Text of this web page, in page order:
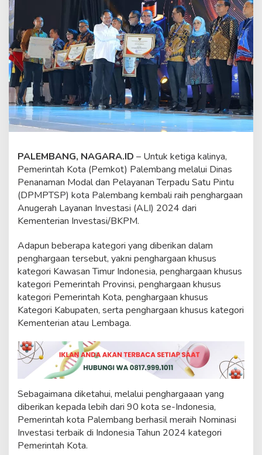
a
n
g
R
a
i
N
o
m
n
s
i
A
L
I
T
e
r
a
i
k
i
I
n
d
n
e
s
u
n
t
u
k
PALEMBANG, NAGARA.ID – Untuk ketiga kalinya,
Pemerintah Kota (Pemkot) Palembang melalui Dinas
Penanaman Modal dan Pelayanan Terpadu Satu Pintu
(DPMPTSP) kota Palembang kembali raih penghargaan
Anugerah Layanan Investasi (ALI) 2024 dari
Kementerian Investasi/BKPM.
Adapun beberapa kategori yang diberikan dalam
penghargaan tersebut, yakni penghargaan khusus
kategori Kawasan Timur Indonesia, penghargaan khusus
kategori Pemerintah Provinsi, penghargaan khusus
kategori Pemerintah Kota, penghargaan khusus
Kategori Kabupaten, serta penghargaan khusus kategori
Kementerian atau Lembaga.
Sebagaimana diketahui, melalui penghargaaan yang
diberikan kepada lebih dari 90 kota se-Indonesia,
Pemerintah kota Palembang berhasil meraih Nominasi
Investasi terbaik di Indonesia Tahun 2024 kategori
Pemerintah Kota.